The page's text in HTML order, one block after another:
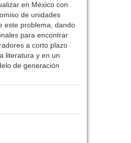
en México con
de unidades
este problema, dando
para encontrar
a corto plazo
literatura y en un
de generación